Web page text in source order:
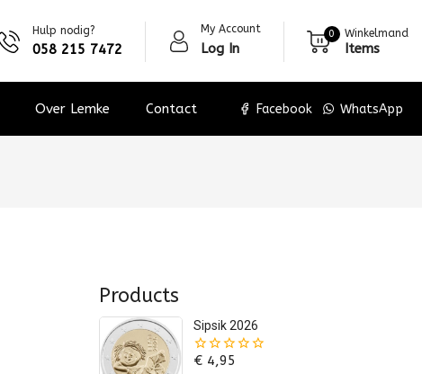
Hulp nodig?
058 215 7472
My Account
Log In
0 Winkelmand
Items
Over Lemke Contact Facebook WhatsApp
Products
Sipsik 2026
0
€ 4,95